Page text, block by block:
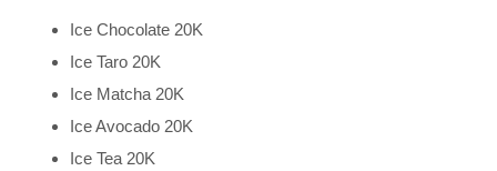
Ice Chocolate 20K
Ice Taro 20K
Ice Matcha 20K
Ice Avocado 20K
Ice Tea 20K